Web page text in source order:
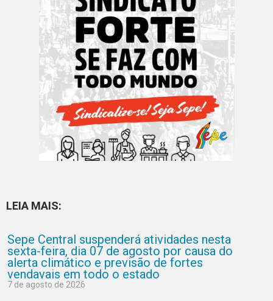
LEIA MAIS:
Sepe Central suspenderá atividades nesta
sexta-feira, dia 07 de agosto por causa do
alerta climático e previsão de fortes
vendavais em todo o estado
7 de agosto de 2026